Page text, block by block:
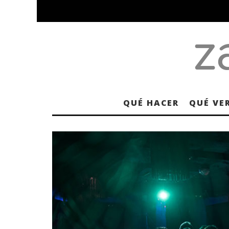
QUÉ HACER QUÉ